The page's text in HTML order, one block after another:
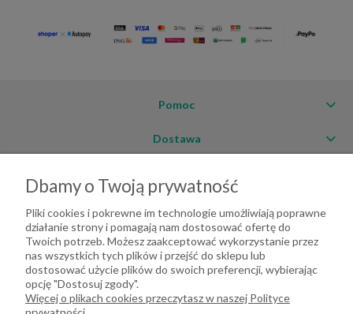
Pomoc
Dostawa
O firmie
Dbamy o Twoją prywatność
Pliki cookies i pokrewne im technologie umożliwiają poprawne
działanie strony i pomagają nam dostosować ofertę do
Twoich potrzeb. Możesz zaakceptować wykorzystanie przez
nas wszystkich tych plików i przejść do sklepu lub
dostosować użycie plików do swoich preferencji, wybierając
opcję "Dostosuj zgody".
Więcej o plikach cookies przeczytasz w naszej Polityce